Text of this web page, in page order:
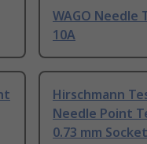
WAGO Needle
10A
Hirschmann
Needle Point
0.73 mm Socket